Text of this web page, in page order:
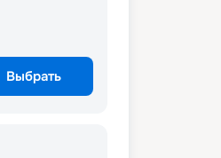
Выбрать